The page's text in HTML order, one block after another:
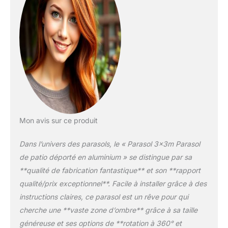
【Contrôle de
l'ombrage sans effort】
Le système de manivelle
souple de notre parapluie
cantilever vous permet
de lever et d'abaisser
facilement la toile, tandis
que la conception
innovante de la poignée
rotation complète à 360
protection optimale
contre le soleil. Parfait
pour améliorer votre
espace extérieur avec
commodité et style.
【Scénarios
Mon avis sur ce produit
Dans l’univers des parasols, le « Parasol 3x3m Parasol
de patio déporté en aluminium » se distingue par sa
**qualité de fabrication fantastique** et son **rapport
qualité/prix exceptionnel**. Facile à installer grâce à des
instructions claires, ce parasol est un rêve pour qui
cherche une **vaste zone d’ombre** grâce à sa taille
généreuse et ses options de **rotation à 360° et